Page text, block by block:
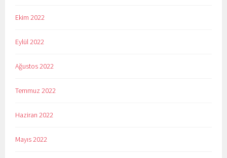
Ekim 2022
Eylül 2022
Ağustos 2022
Temmuz 2022
Haziran 2022
Mayıs 2022